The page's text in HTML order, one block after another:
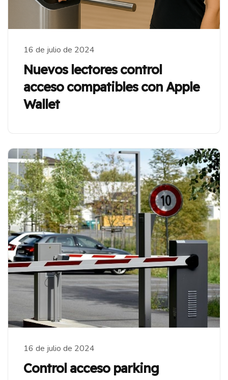
16 de julio de 2024
Nuevos lectores control
acceso compatibles con Apple
Wallet
16 de julio de 2024
Control acceso parking